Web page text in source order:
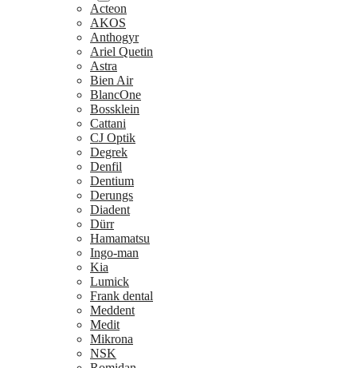
Acteon
AKOS
Anthogyr
Ariel Quetin
Astra
Bien Air
BlancOne
Bossklein
Cattani
CJ Optik
Degrek
Denfil
Dentium
Derungs
Diadent
Dürr
Hamamatsu
Ingo-man
Kia
Lumick
Frank dental
Meddent
Medit
Mikrona
NSK